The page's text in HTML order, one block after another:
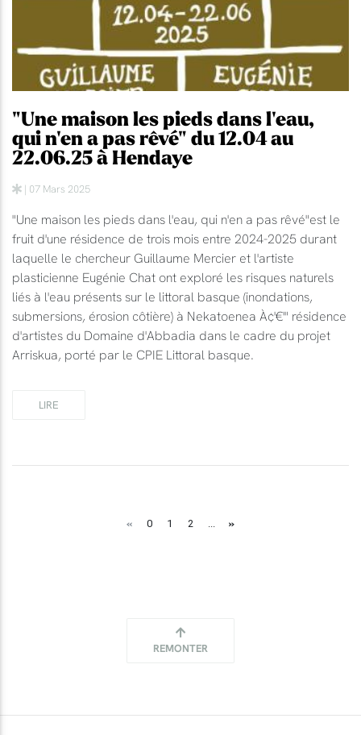
"Une maison les pieds dans l'eau,
qui n'en a pas rêvé" du 12.04 au
22.06.25 à Hendaye
| 07 Mars 2025
"Une maison les pieds dans l'eau, qui n'en a pas rêvé"est le
fruit d'une résidence de trois mois entre 2024-2025 durant
laquelle le chercheur Guillaume Mercier et l'artiste
plasticienne Eugénie Chat ont exploré les risques naturels
liés à l'eau présents sur le littoral basque (inondations,
submersions, érosion côtière) à Nekatoenea À¢'€'" résidence
d'artistes du Domaine d'Abbadia dans le cadre du projet
Arriskua, porté par le CPIE Littoral basque.
LIRE
« 0 1 2 »
REMONTER